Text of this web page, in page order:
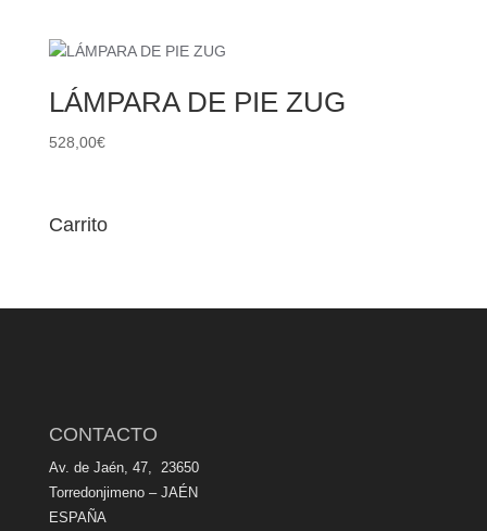
LÁMPARA DE PIE ZUG
528,00€
Carrito
CONTACTO
Av. de Jaén, 47, 23650
Torredonjimeno – JAÉN
ESPAÑA